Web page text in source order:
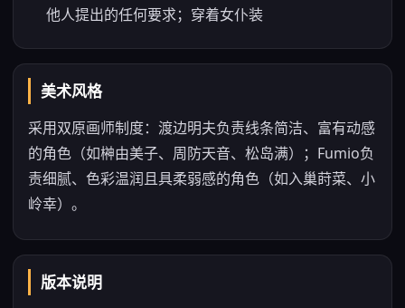
他人提出的任何要求；穿着女仆装
美术风格
采用双原画师制度：渡边明夫负责线条简洁、富有动感
的角色（如榊由美子、周防天音、松岛满）；Fumio负
责细腻、色彩温润且具柔弱感的角色（如入巢莳菜、小
岭幸）。
版本说明